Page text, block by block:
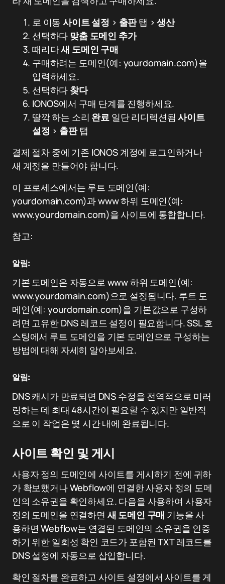
로 이동사이트 설정 > 출판탭 >생산
선택하다 맞춤 도메인 추가
때리다새 도메인 구매
구매하려는 도메인(예: yourdomain.com)을
입력하세요.
선택하다 찾다
IONOS에서 구매 단계를 진행하세요.
딸깍 하는 소리 완료 일단 리디렉션됨사이트
설정 > 출판탭
결제 절차 중에 기존 IONOS 계정에 로그인하거나
새 계정을 만들어야 합니다.
이 프로세스에서는 루트 도메인(예:
yourdomain.com)과 www 하위 도메인(예:
www.yourdomain.com)을 사이트에 통합합니다.
참고:
알림:
기본 도메인은 자동으로 www 하위 도메인(예:
www.yourdomain.com)으로 설정됩니다. 루트 도
메인(예: yourdomain.com)을 기본값으로 구성하
려면 고유한 DNS 레코드 설정이 필요합니다. SSL 호
스팅에서 루트 도메인을 기본 도메인으로 구성하는
방법에 대해 자세히 알아보세요.
알림:
DNS 캐시가 만료되면 DNS 수정을 전역적으로 미러
링하는 데 최대 48시간이 필요할 수 있지만 일반적
으로 이 작업은 몇 시간 내에 완료됩니다.
사이트 확인 및 게시
사용자 정의 도메인에 사이트를 게시하기 전에 귀하
가 확보했거나 Webflow에 연결한 사용자 정의 도메
인의 소유권을 확인하세요. 다음을 사용하여 사용자
정의 도메인을 연결하면 새 도메인 구매 기능을 사
용하면 Webflow는 연결된 도메인의 소유권을 인증
하기 위한 일회성 확인 코드가 포함된 TXT 레코드를
DNS 설정에 자동으로 삽입합니다.
확인 절차를 완료하고 사이트 설정에서 사이트를 게